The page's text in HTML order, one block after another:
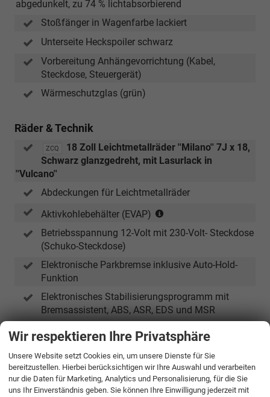
abgedunkelt, zu 74 % lichtabsorbierend
Stoßfänger in Wagenfarbe lackiert
Unterseite Heckspoiler schwarz
Vorbereitung Anhängevorrichtung (Kabel,
Steckdose, Steuergerät)
Wärmeschutzglas (grün)
Räder & Technik
ZCQ
18 Zoll Leichtmetallräder ''Milano'' 7J x 18,
Schwarz glanzgedreht, mit Lasurlack in
''Vulcano''
Abdeckungen für Leichtmetallräder
Aktivkohlebehälter (EVAP)
Verbindung
TSI)
Betriebsspannung 12-Volt mit 230-Volt- Steckdose
(Schuko-Steckdose)
Elektronische Parkbremse inklusive Auto-Hold-
Funktion
Elektronisches Stabilisierungsprogramm mit
Bremsassistent, ABS, ASR, EDS und MSR
HU/AU neu
Nichtraucher-Fahrzeug
Ohne Aktivkohlebehälter mit SCR
(nur
Wir respektieren Ihre Privatsphäre
Unsere Website setzt Cookies ein, um unsere Dienste für Sie
bereitzustellen. Hierbei berücksichtigen wir Ihre Auswahl und verarbeiten
nur die Daten für Marketing, Analytics und Personalisierung, für die Sie
uns Ihr Einverständnis geben. Sie können Ihre Einwilligung jederzeit mit